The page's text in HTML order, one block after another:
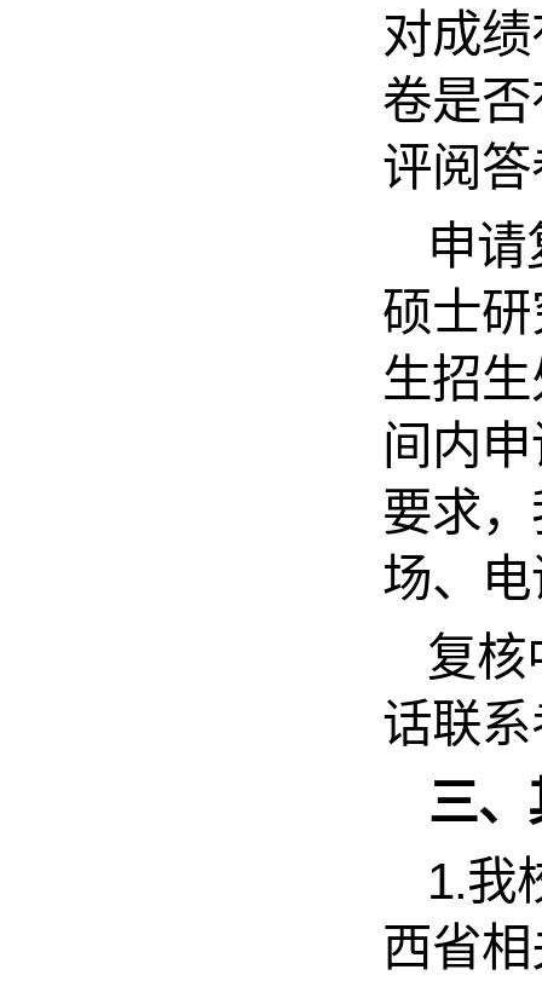
对成
卷是
评阅
申
硕士
生招
间内
要求
场、
复核
话联
三、
1.我
西省